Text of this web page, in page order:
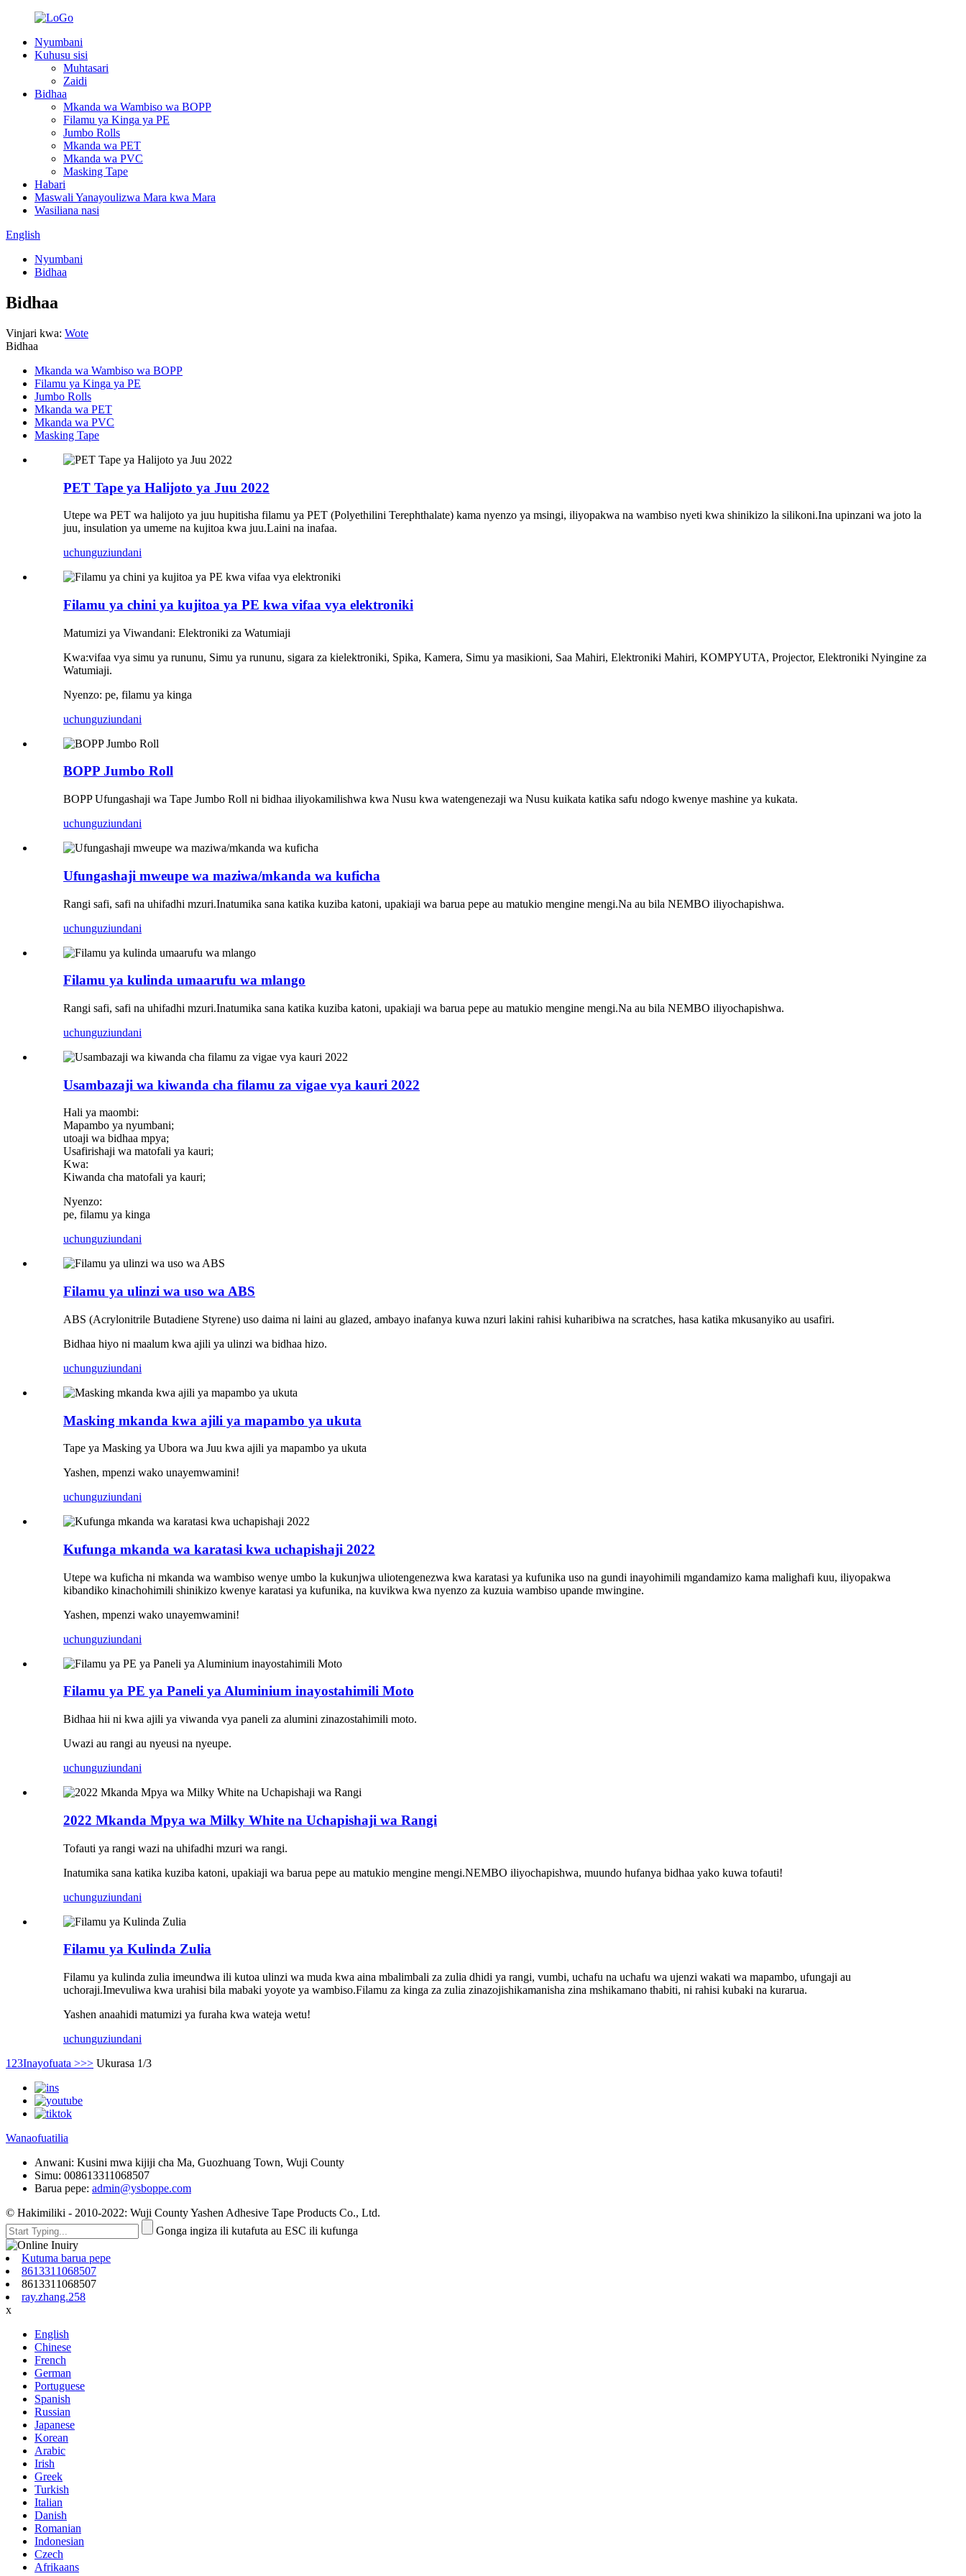
Nyumbani
Kuhusu sisi
Muhtasari
Zaidi
Bidhaa
Mkanda wa Wambiso wa BOPP
Filamu ya Kinga ya PE
Jumbo Rolls
Mkanda wa PET
Mkanda wa PVC
Masking Tape
Habari
Maswali Yanayoulizwa Mara kwa Mara
Wasiliana nasi
English
Nyumbani
Bidhaa
Bidhaa
Vinjari kwa: Wote
Bidhaa
Mkanda wa Wambiso wa BOPP
Filamu ya Kinga ya PE
Jumbo Rolls
Mkanda wa PET
Mkanda wa PVC
Masking Tape
PET Tape ya Halijoto ya Juu 2022
Utepe wa PET wa halijoto ya juu hupitisha filamu ya PET (Polyethilini Terephthalate) kama nyenzo ya msingi, iliyopakwa na wambiso nyeti kwa shinikizo la silikoni.Ina upinzani wa joto la
juu, insulation ya umeme na kujitoa kwa juu.Laini na inafaa.
uchunguziundani
Filamu ya chini ya kujitoa ya PE kwa vifaa vya elektroniki
Matumizi ya Viwandani: Elektroniki za Watumiaji
Kwa:vifaa vya simu ya rununu, Simu ya rununu, sigara za kielektroniki, Spika, Kamera, Simu ya masikioni, Saa Mahiri, Elektroniki Mahiri, KOMPYUTA, Projector, Elektroniki Nyingine za
Watumiaji.
Nyenzo: pe, filamu ya kinga
uchunguziundani
BOPP Jumbo Roll
BOPP Ufungashaji wa Tape Jumbo Roll ni bidhaa iliyokamilishwa kwa Nusu kwa watengenezaji wa Nusu kuikata katika safu ndogo kwenye mashine ya kukata.
uchunguziundani
Ufungashaji mweupe wa maziwa/mkanda wa kuficha
Rangi safi, safi na uhifadhi mzuri.Inatumika sana katika kuziba katoni, upakiaji wa barua pepe au matukio mengine mengi.Na au bila NEMBO iliyochapishwa.
uchunguziundani
Filamu ya kulinda umaarufu wa mlango
Rangi safi, safi na uhifadhi mzuri.Inatumika sana katika kuziba katoni, upakiaji wa barua pepe au matukio mengine mengi.Na au bila NEMBO iliyochapishwa.
uchunguziundani
Usambazaji wa kiwanda cha filamu za vigae vya kauri 2022
Hali ya maombi:
Mapambo ya nyumbani;
utoaji wa bidhaa mpya;
Usafirishaji wa matofali ya kauri;
Kwa:
Kiwanda cha matofali ya kauri;
Nyenzo:
pe, filamu ya kinga
uchunguziundani
Filamu ya ulinzi wa uso wa ABS
ABS (Acrylonitrile Butadiene Styrene) uso daima ni laini au glazed, ambayo inafanya kuwa nzuri lakini rahisi kuharibiwa na scratches, hasa katika mkusanyiko au usafiri.
Bidhaa hiyo ni maalum kwa ajili ya ulinzi wa bidhaa hizo.
uchunguziundani
Masking mkanda kwa ajili ya mapambo ya ukuta
Tape ya Masking ya Ubora wa Juu kwa ajili ya mapambo ya ukuta
Yashen, mpenzi wako unayemwamini!
uchunguziundani
Kufunga mkanda wa karatasi kwa uchapishaji 2022
Utepe wa kuficha ni mkanda wa wambiso wenye umbo la kukunjwa uliotengenezwa kwa karatasi ya kufunika uso na gundi inayohimili mgandamizo kama malighafi kuu, iliyopakwa
kibandiko kinachohimili shinikizo kwenye karatasi ya kufunika, na kuvikwa kwa nyenzo za kuzuia wambiso upande mwingine.
Yashen, mpenzi wako unayemwamini!
uchunguziundani
Filamu ya PE ya Paneli ya Aluminium inayostahimili Moto
Bidhaa hii ni kwa ajili ya viwanda vya paneli za alumini zinazostahimili moto.
Uwazi au rangi au nyeusi na nyeupe.
uchunguziundani
2022 Mkanda Mpya wa Milky White na Uchapishaji wa Rangi
Tofauti ya rangi wazi na uhifadhi mzuri wa rangi.
Inatumika sana katika kuziba katoni, upakiaji wa barua pepe au matukio mengine mengi.NEMBO iliyochapishwa, muundo hufanya bidhaa yako kuwa tofauti!
uchunguziundani
Filamu ya Kulinda Zulia
Filamu ya kulinda zulia imeundwa ili kutoa ulinzi wa muda kwa aina mbalimbali za zulia dhidi ya rangi, vumbi, uchafu na uchafu wa ujenzi wakati wa mapambo, ufungaji au
uchoraji.Imevuliwa kwa urahisi bila mabaki yoyote ya wambiso.Filamu za kinga za zulia zinazojishikamanisha zina mshikamano thabiti, ni rahisi kubaki na kurarua.
Yashen anaahidi matumizi ya furaha kwa wateja wetu!
uchunguziundani
1 23Inayofuata >>> Ukurasa 1/3
Wanaofuatilia
Anwani: Kusini mwa kijiji cha Ma, Guozhuang Town, Wuji County
Simu: 008613311068507
Barua pepe: admin@ysboppe.com
© Hakimiliki - 2010-2022: Wuji County Yashen Adhesive Tape Products Co., Ltd.
Gonga ingiza ili kutafuta au ESC ili kufunga
Kutuma barua pepe
8613311068507
8613311068507
ray.zhang.258
x
English
Chinese
French
German
Portuguese
Spanish
Russian
Japanese
Korean
Arabic
Irish
Greek
Turkish
Italian
Danish
Romanian
Indonesian
Czech
Afrikaans